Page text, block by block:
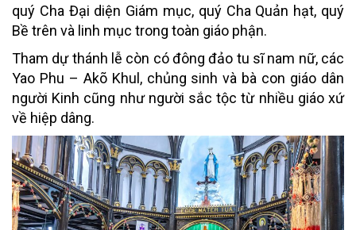
quý Cha Đại diện Giám mục, quý Cha Quản hạt, quý
Bề trên và linh mục trong toàn giáo phận.
Tham dự thánh lễ còn có đông đảo tu sĩ nam nữ, các
Yao Phu – Akõ Khul, chủng sinh và bà con giáo dân
người Kinh cũng như người sắc tộc từ nhiều giáo xứ
về hiệp dâng.